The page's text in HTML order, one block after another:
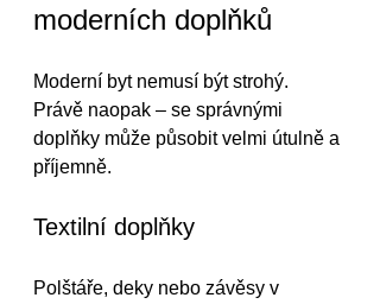
moderních doplňků
Moderní byt nemusí být strohý.
Právě naopak – se správnými
doplňky může působit velmi útulně a
příjemně.
Textilní doplňky
Polštáře, deky nebo závěsy v